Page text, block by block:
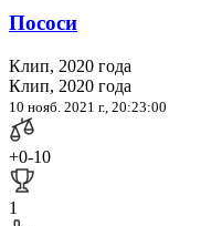
Пососи
Клип, 2020 года
Клип, 2020 года
10 нояб. 2021 г., 20:23:00
+0-10
1